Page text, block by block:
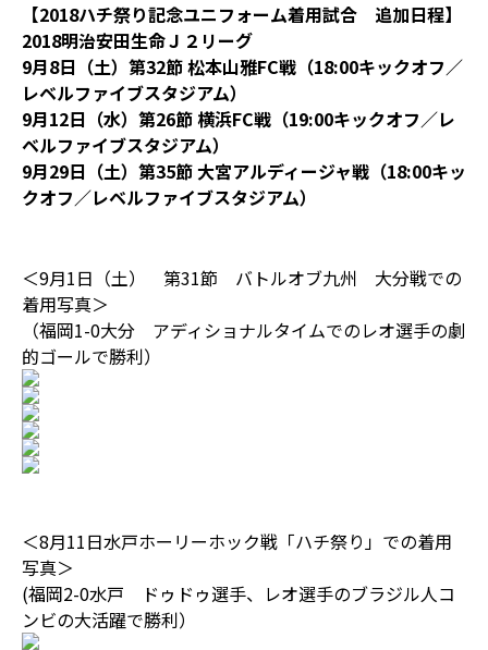
【2018ハチ祭り記念ユニフォーム着用試合 追加日程】
2018明治安田生命Ｊ２リーグ
9月8日（土）第32節 松本山雅FC戦（18:00キックオフ／
レベルファイブスタジアム）
9月12日（水）第26節 横浜FC戦（19:00キックオフ／レ
ベルファイブスタジアム）
9月29日（土）第35節 大宮アルディージャ戦（18:00キッ
クオフ／レベルファイブスタジアム）
＜9月1日（土） 第31節 バトルオブ九州 大分戦での
着用写真＞
（福岡1-0大分 アディショナルタイムでのレオ選手の劇
的ゴールで勝利）
＜8月11日水戸ホーリーホック戦「ハチ祭り」での着用
写真＞
(福岡2-0水戸 ドゥドゥ選手、レオ選手のブラジル人コ
ンビの大活躍で勝利）